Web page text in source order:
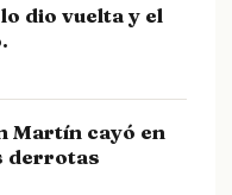
dio vuelta y el
Martín cayó en
derrotas